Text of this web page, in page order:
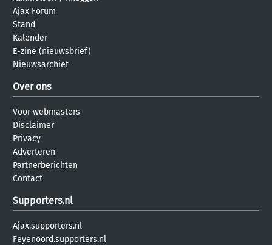
Ajax Forum
Stand
Kalender
E-zine (nieuwsbrief)
Nieuwsarchief
Over ons
Voor webmasters
Disclaimer
Privacy
Adverteren
Partnerberichten
Contact
Supporters.nl
Ajax.supporters.nl
Feyenoord.supporters.nl